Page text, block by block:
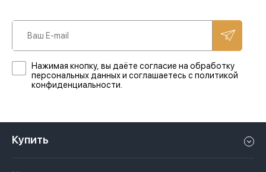
Нажимая кнопку, вы даёте согласие на обработку
персональных данных и соглашаетесь с политикой
конфиденциальности.
Купить